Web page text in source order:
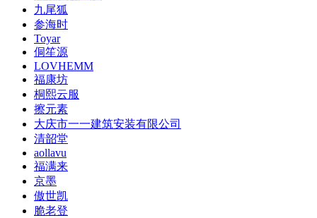
九尾狐
参海时
Toyar
侗笙源
LOVHEMM
福康坊
桐熙云服
擦元素
大庆市一一建筑安装有限公司
清韶堂
aollavu
福满来
京墨
傲世凯
脆老登